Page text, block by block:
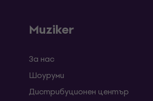
Muziker
За нас
Шоуруми
Дистрибуционен център